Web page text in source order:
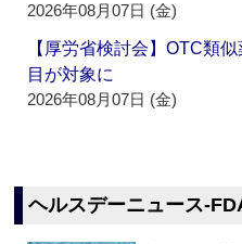
2026年08月07日 (金)
【厚労省検討会】OTC類
目が対象に
2026年08月07日 (金)
ヘルスデーニュース